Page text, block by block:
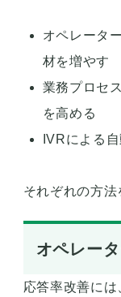
オペレータ
材を増やす
業務プロセ
を高める
IVRによる
それぞれの方法
オペレー
応答率改善に